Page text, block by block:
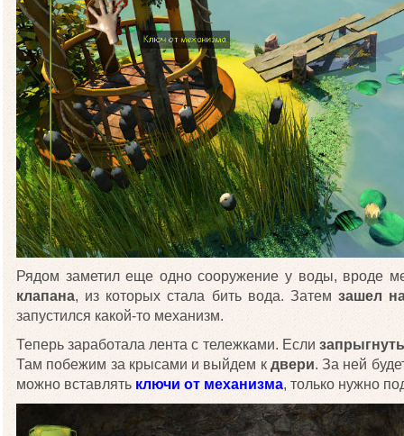
Рядом заметил еще одно сооружение у воды, вроде
клапана, из которых стала бить вода. Затем зашел
запустился какой-то механизм.
Теперь заработала лента с тележками. Если
Там побежим за крысами и выйдем к двери. За ней
можно вставлять ключи от механизма, только нужно